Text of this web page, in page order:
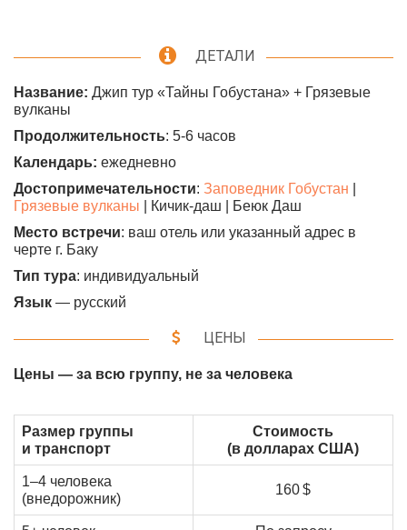
ДЕТАЛИ
Название: Джип тур «Тайны Гобустана» + Грязевые
вулканы
Продолжительность: 5-6 часов
Календарь: ежедневно
Достопримечательности: Заповедник Гобустан
Грязевые вулканы | Кичик-даш | Беюк Даш
Место встречи: ваш отель или указанный адрес в
черте г. Баку
Тип тура: индивидуальный
Язык — русский
ЦЕНЫ
Цены — за всю группу, не за человека
Размер группы
и транспорт
Стоимость
(в долларах США)
1–4 человека
(внедорожник)
160 $